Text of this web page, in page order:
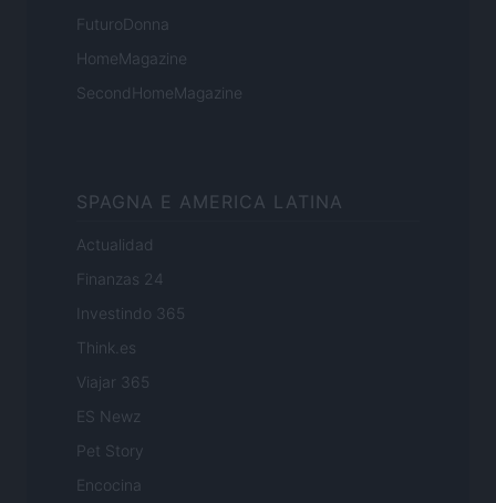
FuturoDonna
HomeMagazine
SecondHomeMagazine
SPAGNA E AMERICA LATINA
Actualidad
Finanzas 24
Investindo 365
Think.es
Viajar 365
ES Newz
Pet Story
Encocina